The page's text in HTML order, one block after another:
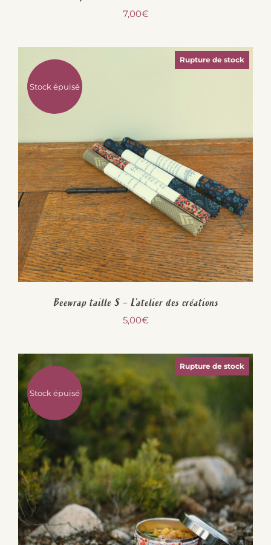
7,00€
Stock épuisé
Rupture de stock
Beewrap taille S – L’atelier des créations
5,00€
Stock épuisé
Rupture de stock